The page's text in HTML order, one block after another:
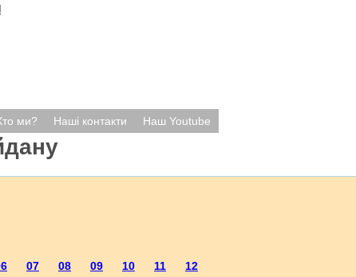
ми? Наші контакти Наш Youtube
07 08 09 10 11 12